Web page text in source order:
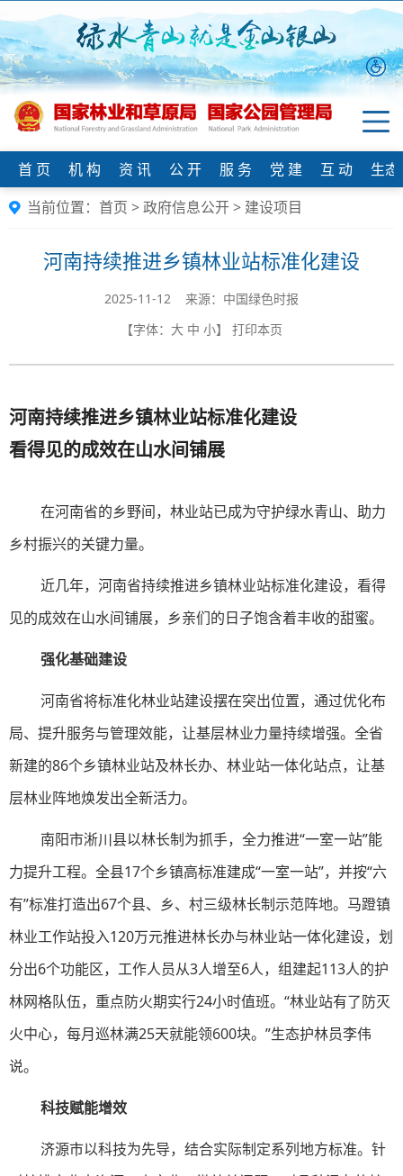
首 页 机 构 资 讯 公 开 服 务 党 建 互 动
生
当前位置： 首页 >政府信息公开>建设项目
河南持续推进乡镇林业站标准化建设
2025-11-12 来源：中国绿色时报
【字体： 大 中 小】 打印本页
河南持续推进乡镇林业站标准化建设
看得见的成效在山水间铺展
在河南省的乡野间，林业站已成为守护绿水青山、助力
乡村振兴的关键力量。
近几年，河南省持续推进乡镇林业站标准化建设，看得
见的成效在山水间铺展，乡亲们的日子饱含着丰收的甜蜜。
强化基础建设
河南省将标准化林业站建设摆在突出位置，通过优化布
局、提升服务与管理效能，让基层林业力量持续增强。全省
新建的86个乡镇林业站及林长办、林业站一体化站点，让基
层林业阵地焕发出全新活力。
南阳市淅川县以林长制为抓手，全力推进“一室一站”能
力提升工程。全县17个乡镇高标准建成“一室一站”，并按“六
有”标准打造出67个县、乡、村三级林长制示范阵地。马蹬镇
林业工作站投入120万元推进林长办与林业站一体化建设，划
分出6个功能区，工作人员从3人增至6人，组建起113人的护
林网格队伍，重点防火期实行24小时值班。“林业站有了防灭
火中心，每月巡林满25天就能领600块。”生态护林员李伟
说。
科技赋能增效
济源市以科技为先导，结合实际制定系列地方标准。针